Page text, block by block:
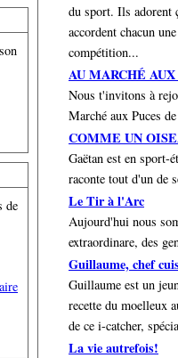
de
du sport. Ils adorent
accordent chacun
compétition...
AU MARCHÉ AUX
Nous t'invitons à
Marché aux Puces
COMME UN
Gaëtan est en
raconte tout d'un de
Le Tir à l'Arc
Aujourd'hui nous
extraordinare, des
Guillaume, chef
Guillaume est un
recette du moelleux
de ce i-catcher,
La vie autrefois!